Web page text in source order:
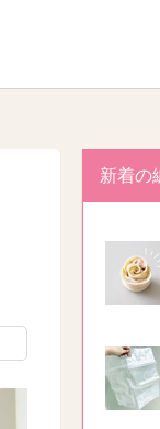
新着の